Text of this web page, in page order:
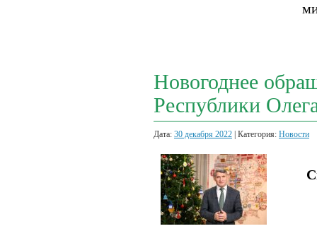
Новогоднее
Республики
Дата: 30 декабря 2022 | Категория: Новости